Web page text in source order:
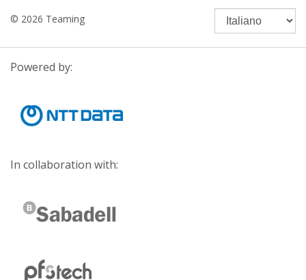
© 2026 Teaming
Powered by:
In collaboration with: